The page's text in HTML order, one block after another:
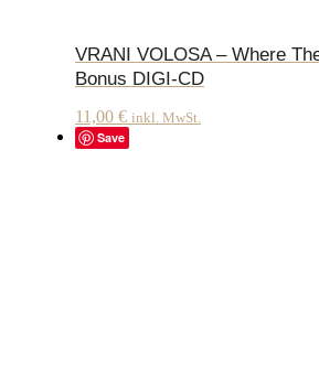
VRANI VOLOSA – Where
Bonus DIGI-CD
11,00 € inkl. MwSt.
Save